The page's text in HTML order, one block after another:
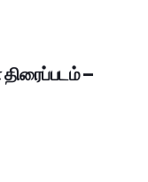
திரைப்படம் –